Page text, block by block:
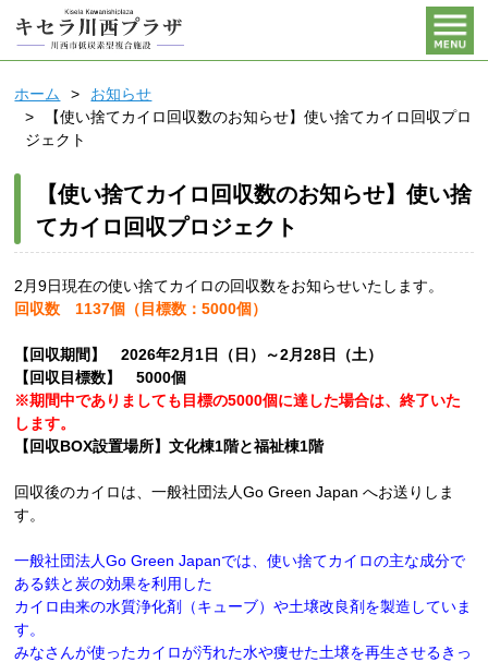
ホーム
お知らせ
【使い捨てカイロ回収数のお知らせ】使い捨てカイロ回収プロ
ジェクト
【使い捨てカイロ回収数のお知らせ】使い捨
てカイロ回収プロジェクト
2月9日現在の使い捨てカイロの回収数をお知らせいたします。
回収数 1137個（目標数：5000個）
【回収期間】 2026年2月1日（日）～2月28日（土）
【回収目標数】 5000個
※期間中でありましても目標の5000個に達した場合は、終了いた
します。
【回収BOX設置場所】文化棟1階と福祉棟1階
回収後のカイロは、一般社団法人Go Green Japan へお送りしま
す。
一般社団法人Go Green Japanでは、使い捨てカイロの主な成分で
ある鉄と炭の効果を利用した
カイロ由来の水質浄化剤（キューブ）や土壌改良剤を製造していま
す。
みなさんが使ったカイロが汚れた水や痩せた土壌を再生させるきっ